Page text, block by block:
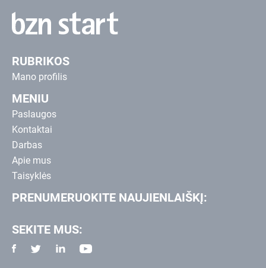
RUBRIKOS
Mano profilis
MENIU
Paslaugos
Kontaktai
Darbas
Apie mus
Taisyklės
PRENUMERUOKITE NAUJIENLAIŠKĮ:
SEKITE MUS: